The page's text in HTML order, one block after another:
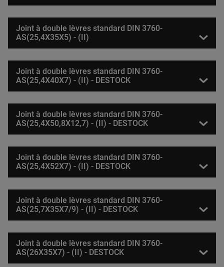
Joint à double lèvres standard DIN 3760-
AS(25,4X35X5) - (II)
Joint à double lèvres standard DIN 3760-
AS(25,4X40X7) - (II) - DESTOCK
Joint à double lèvres standard DIN 3760-
AS(25,4X50,8X12,7) - (II) - DESTOCK
Joint à double lèvres standard DIN 3760-
AS(25,4X52X7) - (II) - DESTOCK
Joint à double lèvres standard DIN 3760-
AS(25,7X35X7/9) - (II) - DESTOCK
Joint à double lèvres standard DIN 3760-
AS(26X35X7) - (II) - DESTOCK